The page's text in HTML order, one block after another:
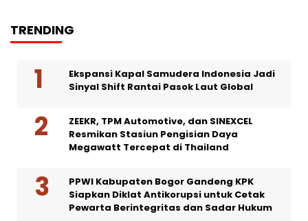
TRENDING
Ekspansi Kapal Samudera Indonesia Jadi
Sinyal Shift Rantai Pasok Laut Global
ZEEKR, TPM Automotive, dan SINEXCEL
Resmikan Stasiun Pengisian Daya
Megawatt Tercepat di Thailand
PPWI Kabupaten Bogor Gandeng KPK
Siapkan Diklat Antikorupsi untuk Cetak
Pewarta Berintegritas dan Sadar Hukum